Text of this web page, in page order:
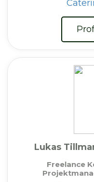
Lukas
Freelance